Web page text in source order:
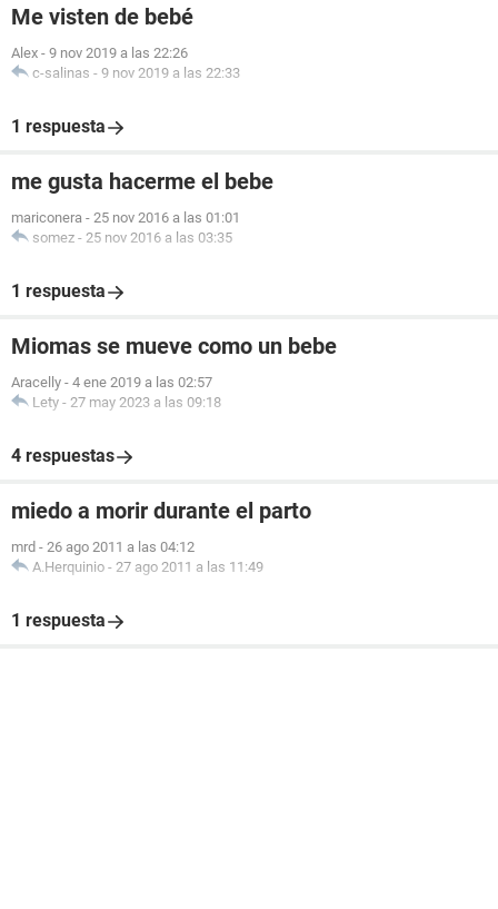
Me visten de bebé
Alex - 9 nov 2019 a las 22:26
c-salinas - 9 nov 2019 a las 22:33
1 respuesta
me gusta hacerme el bebe
mariconera - 25 nov 2016 a las 01:01
somez - 25 nov 2016 a las 03:35
1 respuesta
Miomas se mueve como un bebe
Aracelly - 4 ene 2019 a las 02:57
Lety - 27 may 2023 a las 09:18
4 respuestas
miedo a morir durante el parto
mrd - 26 ago 2011 a las 04:12
A.Herquinio - 27 ago 2011 a las 11:49
1 respuesta